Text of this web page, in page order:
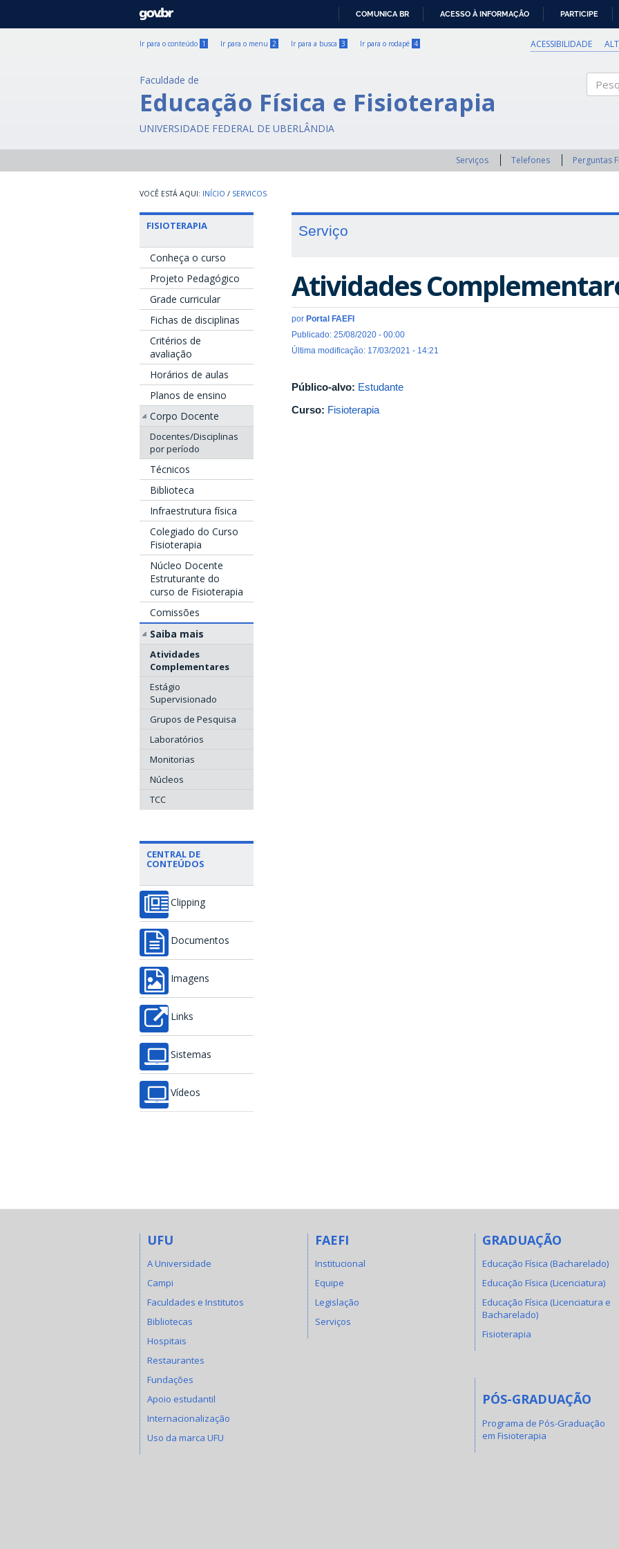
GOVBR
COMUNICA BR ACESSO À INFORMAÇÃO PARTICIPE
Ir para o conteúdo 1 Ir para o menu 2 Ir para a busca 3 Ir para o rodapé 4 ACESSIBILIDADE
Faculdade de
Educação Física e Fisioterapia
UNIVERSIDADE FEDERAL DE UBERLÂNDIA
Serviços Telefones Perguntas
INÍCIO / SERVICOS
FISIOTERAPIA
Conheça o curso
Projeto Pedagógico
Grade curricular
Fichas de disciplinas
Critérios de
avaliação
Horários de aulas
Planos de ensino
Corpo Docente
Docentes/Disciplinas
por período
Técnicos
Biblioteca
Infraestrutura física
Colegiado do Curso
Fisioterapia
Núcleo Docente
Estruturante do
curso de Fisioterapia
Comissões
Saiba mais
Atividades
Complementares
Estágio
Supervisionado
Grupos de Pesquisa
Laboratórios
Monitorias
Núcleos
TCC
CENTRAL DE
CONTEÚDOS
Clipping
Documentos
Imagens
Links
Sistemas
Vídeos
Serviço
Atividades
por Portal FAEFI
Publicado: 25/08/2020 - 00:00
Última modificação: 17/03/2021 - 14:21
Público-alvo: Estudante
Curso: Fisioterapia
UFU
A Universidade
Campi
Faculdades e Institutos
Bibliotecas
Hospitais
Restaurantes
Fundações
Apoio estudantil
Internacionalização
Uso da marca UFU
FAEFI
Institucional
Equipe
Legislação
Serviços
GRADUAÇÃO
Educação Física (Bacharelado)
Educação Física (Licenciatura)
Educação Física (Licenciatura e
Bacharelado)
Fisioterapia
PÓS-GRADUAÇÃO
Programa de Pós-Graduação
em Fisioterapia